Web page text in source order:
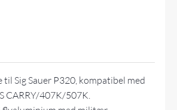
Sig Sauer P320, kompatibel med
CARRY/407K/507K.